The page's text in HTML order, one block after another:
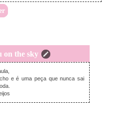
on the sky
segunda-feira, maio 09, 2016
e é uma peça que nunca sai